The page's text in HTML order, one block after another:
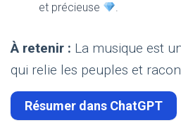
et précieuse
.
À retenir : La musique est
qui relie les peuples et
Résumer dans ChatGPT